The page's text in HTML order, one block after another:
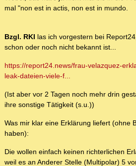
mal "non est in actis, non est in mundo.
Bzgl. RKI las ich vorgestern bei
schon oder noch nicht bekannt ist...
https://report24.news/frau-velazquez-
leak-dateien-viele-f...
(Ist aber vor 2 Tagen noch mehr drin
ihre sonstige Tätigkeit (s.u.))
Was mir klar eine Erklärung liefert (ohne
haben):
Die wollen einfach keinen richterlichen
weil es an Anderer Stelle (Multipolar) 5